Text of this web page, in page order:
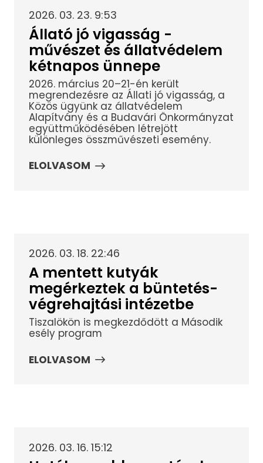
2026. 03. 23. 9:53
Állató jó vigasság -
művészet és állatvédelem
kétnapos ünnepe
2026. március 20–21-én került
megrendezésre az Állati jó vigasság, a
Közös ügyünk az állatvédelem
Alapítvány és a Budavári Önkormányzat
együttműködésében létrejött
különleges összművészeti esemény.
ELOLVASOM
2026. 03. 18. 22:46
A mentett kutyák
megérkeztek a büntetés-
végrehajtási intézetbe
Tiszalökön is megkezdődött a Második
esély program
ELOLVASOM
2026. 03. 16. 15:12